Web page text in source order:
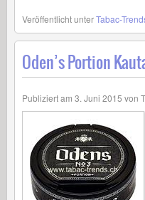
Veröffentlicht unterTabac-
Oden’s Portion
Publiziert am 3. Juni 2015 von